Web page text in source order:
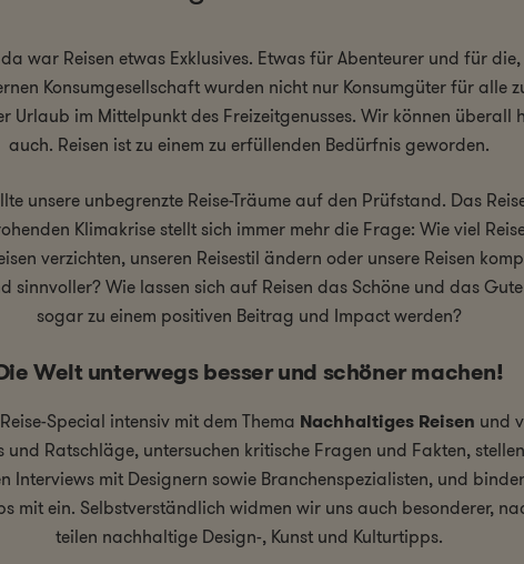
war Reisen etwas Exklusives. Etwas für Abenteurer und für
Konsumgesellschaft wurden nicht nur Konsumgüter für alle
Urlaub im Mittelpunkt des Freizeitgenusses. Wir können überall
auch. Reisen ist zu einem zu erfüllenden Bedürfnis geworden.
unsere unbegrenzte Reise-Träume auf den Prüfstand. Das
Klimakrise stellt sich immer mehr die Frage: Wie viel
verzichten, unseren Reisestil ändern oder unsere Reisen
sinnvoller? Wie lassen sich auf Reisen das Schöne und das
sogar zu einem positiven Beitrag und Impact werden?
Welt unterwegs besser und schöner machen!
Special intensiv mit dem Thema Nachhaltiges Reisen und
und Ratschläge, untersuchen kritische Fragen und Fakten,
Interviews mit Designern sowie Branchenspezialisten, und
mit ein. Selbstverständlich widmen wir uns auch besonderer,
teilen nachhaltige Design-, Kunst und Kulturtipps.